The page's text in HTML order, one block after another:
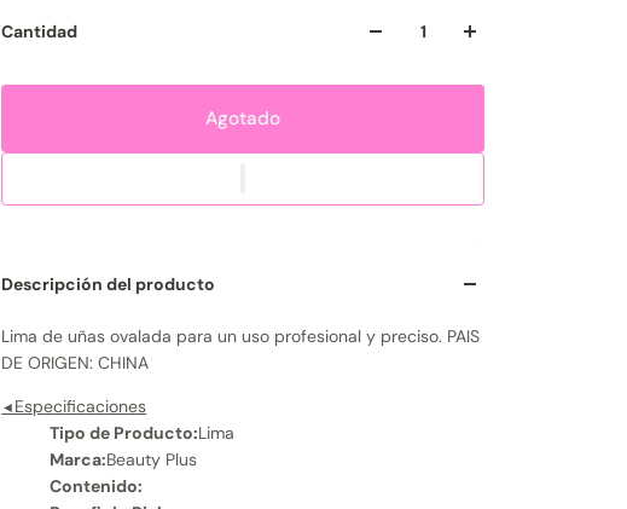
Cantidad
Agotado
Descripción del producto
Lima de uñas ovalada para un uso profesional y preciso. PAIS
DE ORIGEN: CHINA
◄ Especificaciones
Tipo de Producto:Lima
Marca:Beauty Plus
Contenido: